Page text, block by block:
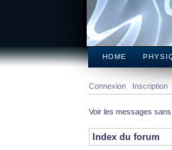
HOME
Connexion Inscription
Voir les messages
Index du forum